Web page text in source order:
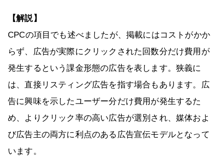
【解説】
CPCの項目でも述べましたが、掲載にはコストがかか
らず、広告が実際にクリックされた回数分だけ費用が
発生するという課金形態の広告を表します。狭義に
は、直接リスティング広告を指す場合もあります。広
告に興味を示したユーザー分だけ費用が発生するた
め、よりクリック率の高い広告が選別され、媒体およ
び広告主の両方に利点のある広告宣伝モデルとなって
います。